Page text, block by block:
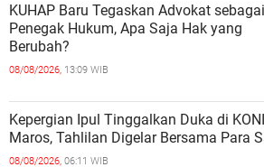
KUHAP Baru Tegaskan Advokat sebagai
Penegak Hukum, Apa Saja Hak yang
Berubah?
08/08/2026, 13:09 WIB
Kepergian Ipul Tinggalkan Duka di KONI
Maros, Tahlilan Digelar Bersama Para
08/08/2026, 06:11 WIB